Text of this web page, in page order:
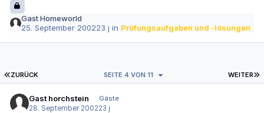
Gast Homeworld
25. September 200223 j in Prüfungsaufgaben und -lösungen
ERSTE SEITE
ZURÜCK WEITER
SEITE 4 VON 11
Gast horchstein
Gäste
28. September 200223 j